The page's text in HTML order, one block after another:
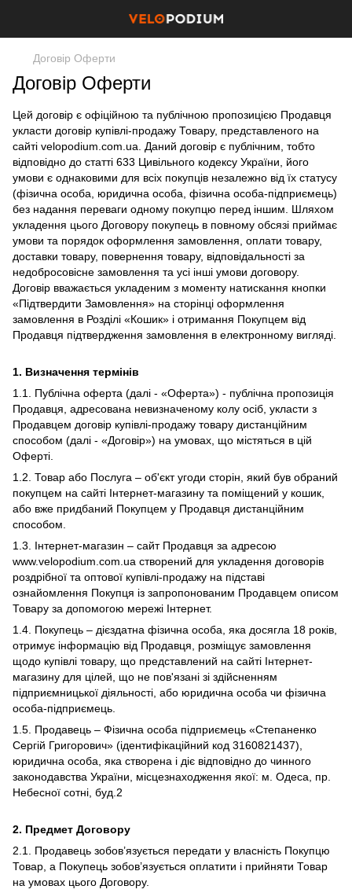
Договір Оферти
Договір Оферти
Цей договір є офіційною та публічною пропозицією Продавця
укласти договір купівлі-продажу Товару, представленого на
сайті velopodium.com.ua. Даний договір є публічним, тобто
відповідно до статті 633 Цивільного кодексу України, його
умови є однаковими для всіх покупців незалежно від їх статусу
(фізична особа, юридична особа, фізична особа-підприємець)
без надання переваги одному покупцю перед іншим. Шляхом
укладення цього Договору покупець в повному обсязі приймає
умови та порядок оформлення замовлення, оплати товару,
доставки товару, повернення товару, відповідальності за
недобросовісне замовлення та усі інші умови договору.
Договір вважається укладеним з моменту натискання кнопки
«Підтвердити Замовлення» на сторінці оформлення
замовлення в Розділі «Кошик» і отримання Покупцем від
Продавця підтвердження замовлення в електронному вигляді.
1. Визначення термінів
1.1. Публічна оферта (далі - «Оферта») - публічна пропозиція
Продавця, адресована невизначеному колу осіб, укласти з
Продавцем договір купівлі-продажу товару дистанційним
способом (далі - «Договір») на умовах, що містяться в цій
Оферті.
1.2. Товар або Послуга – об'єкт угоди сторін, який був обраний
покупцем на сайті Інтернет-магазину та поміщений у кошик,
або вже придбаний Покупцем у Продавця дистанційним
способом.
1.3. Інтернет-магазин – сайт Продавця за адресою
www.velopodium.com.ua створений для укладення договорів
роздрібної та оптової купівлі-продажу на підставі
ознайомлення Покупця із запропонованим Продавцем описом
Товару за допомогою мережі Інтернет.
1.4. Покупець – дієздатна фізична особа, яка досягла 18 років,
отримує інформацію від Продавця, розміщує замовлення
щодо купівлі товару, що представлений на сайті Інтернет-
магазину для цілей, що не пов'язані зі здійсненням
підприємницької діяльності, або юридична особа чи фізична
особа-підприємець.
1.5. Продавець – Фізична особа підприємець «Степаненко
Сергій Григорович» (ідентифікаційний код 3160821437),
юридична особа, яка створена і діє відповідно до чинного
законодавства України, місцезнаходження якої: м. Одеса, пр.
Небесної сотні, буд.2
2. Предмет Договору
2.1. Продавець зобов’язується передати у власність Покупцю
Товар, а Покупець зобов’язується оплатити і прийняти Товар
на умовах цього Договору.